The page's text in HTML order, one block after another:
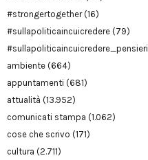
#strongertogether(16)
#sullapoliticaincuicredere (79)
#sullapoliticaincuicredere_pensieri
ambiente (664)
appuntamenti (681)
attualità (13.952)
comunicati stampa (1.062)
cose che scrivo (171)
cultura (2.711)